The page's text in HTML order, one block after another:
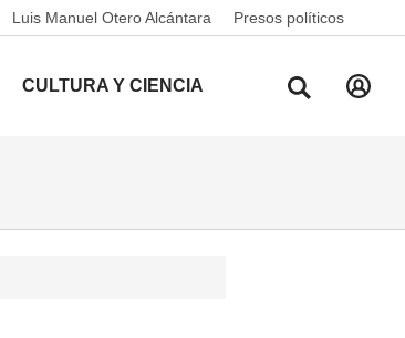
Luis Manuel Otero Alcántara Presos políticos
CULTURA Y CIENCIA